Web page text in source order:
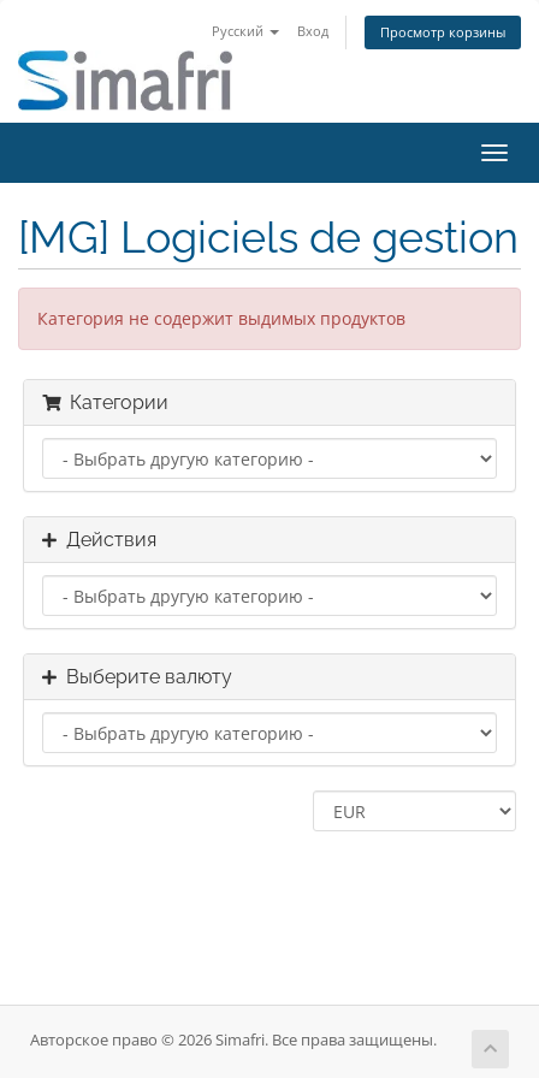
Русский Вход Просмотр корзины
[MG] Logiciels de gestion
Категория не содержит выдимых продуктов
Категории
Действия
Выберите валюту
Авторское право © 2026 Simafri. Все права защищены.